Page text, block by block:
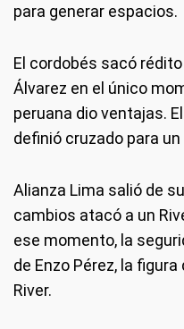
para generar espacios.
El cordobés sacó
Álvarez en el único
peruana dio ventajas.
definió cruzado para
Alianza Lima salió de
cambios atacó a un
ese momento, la
de Enzo Pérez, la
River.